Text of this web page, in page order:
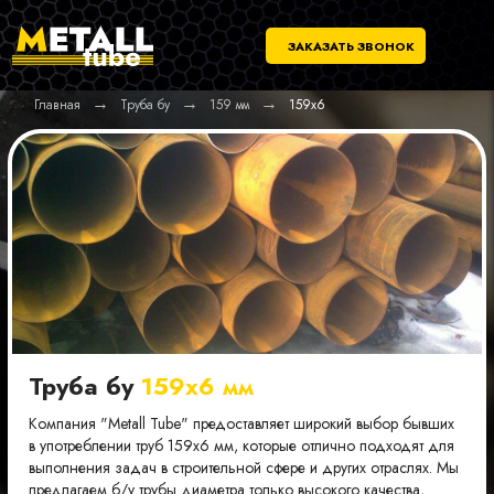
ЗАКАЗАТЬ ЗВОНОК
Главная → Труба бу → 159 мм → 159х6
Труба бу 159х6 мм
Компания "Metall Tube" предоставляет широкий выбор бывших
в употреблении труб 159х6 мм, которые отлично подходят для
выполнения задач в строительной сфере и других отраслях. Мы
предлагаем б/у трубы диаметра только высокого качества,